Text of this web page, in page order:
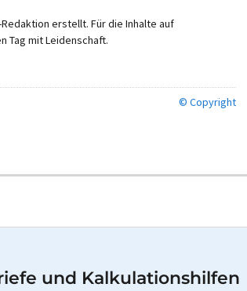
erstellt. Für die Inhalte auf
Tag mit Leidenschaft.
© Copyright
und Kalkulationshilfen